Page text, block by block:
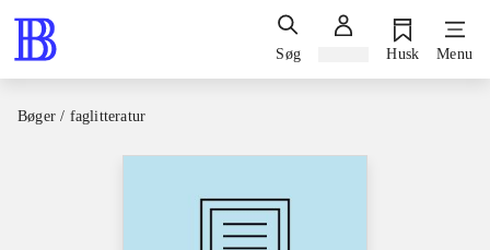
Søg Husk Menu
Bøger / faglitteratur